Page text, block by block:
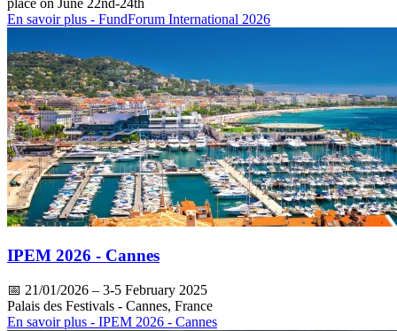
En savoir plus - FundForum International 2026
IPEM 2026 - Cannes
📅 21/01/2026 – 3-5 February 2025
Palais des Festivals - Cannes, France
En savoir plus - IPEM 2026 - Cannes